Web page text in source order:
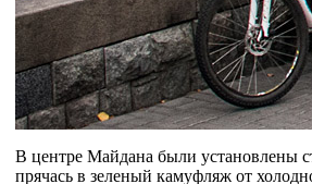
В центре Майдана были установлены
прячась в зеленый камуфляж от